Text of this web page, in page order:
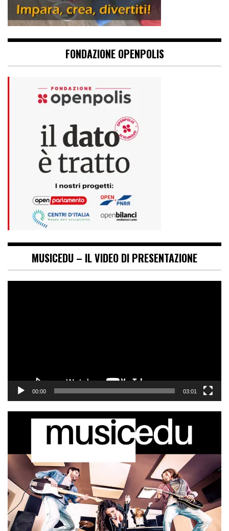
FONDAZIONE OPENPOLIS
MUSICEDU – IL VIDEO DI PRESENTAZIONE
00:00 03:01